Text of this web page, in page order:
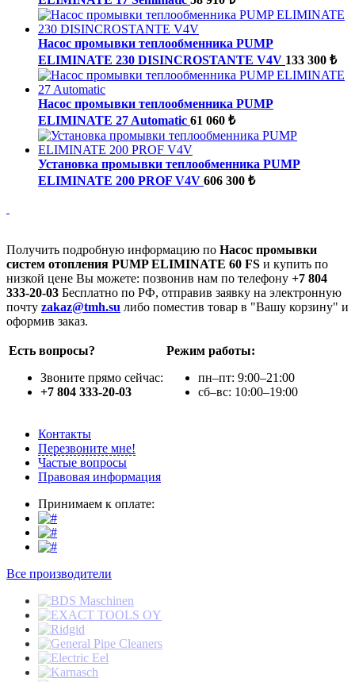
Насос промывки теплообменника PUMP
ELIMINATE 230 DISINCROSTANTE V4V 133 300 ₺
Насос промывки теплообменника PUMP
ELIMINATE 27 Automatic 61 060 ₺
Установка промывки теплообменника PUMP
ELIMINATE 200 PROF V4V 606 300 ₺
Получить подробную информацию по Насос промывки
систем отопления PUMP ELIMINATE 60 FS и купить по
низкой цене Вы можете: позвонив нам по телефону +7 804
333-20-03 Бесплатно по РФ, отправив заявку на электронную
почту zakaz@tmh.su либо поместив товар в "Вашу корзину" и
оформив заказ.
Есть вопросы?
Звоните прямо сейчас:
+7 804 333-20-03
Режим работы:
пн–пт: 9:00–21:00
сб–вс: 10:00–19:00
Контакты
Перезвоните мне!
Частые вопросы
Правовая информация
Принимаем к оплате:
Все производители